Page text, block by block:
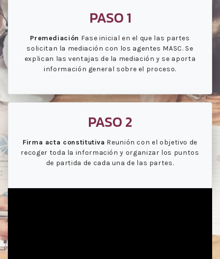
PASO 1
Premediación Fase inicial en el que las partes
solicitan la mediación con los agentes MASC. Se
explican las ventajas de la mediación y se aporta
información general sobre el proceso.
PASO 2
Firma acta constitutiva Reunión con el objetivo de
recoger toda la información y organizar los puntos
de partida de cada una de las partes.